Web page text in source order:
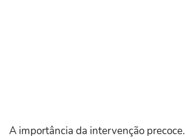
A importância da intervenção precoce.